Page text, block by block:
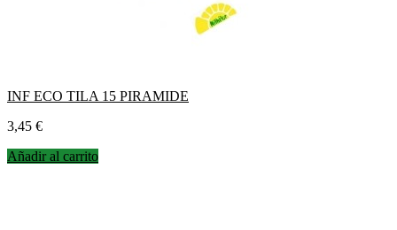
INF ECO TILA 15 PIRAMIDE
Precio
3,45 €
Añadir al carrito